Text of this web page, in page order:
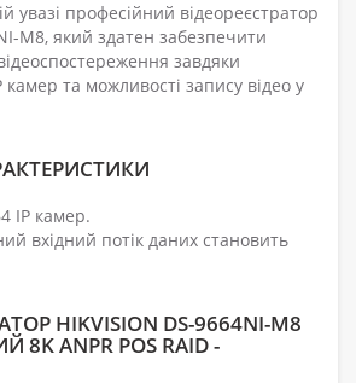
увазі професійний відеореєстратор
M8, який здатен забезпечити
завдяки
камер та можливості запису відео у
IP камер.
вхідний потік даних становить
HIKVISION DS-9664NI-M8
ANPR POS RAID -